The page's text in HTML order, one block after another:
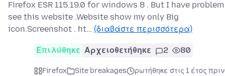
Firefox ESR 115.19.0 for windows 8 . But I have problem
see this website .Website show my only Big
icon.Screenshot . ht… (διαβάστε περισσότερα)
Επιλύθηκε Αρχειοθετήθηκε 2 80
Firefox Site breakages
ρωτήθηκε στις 1 έτος πριν